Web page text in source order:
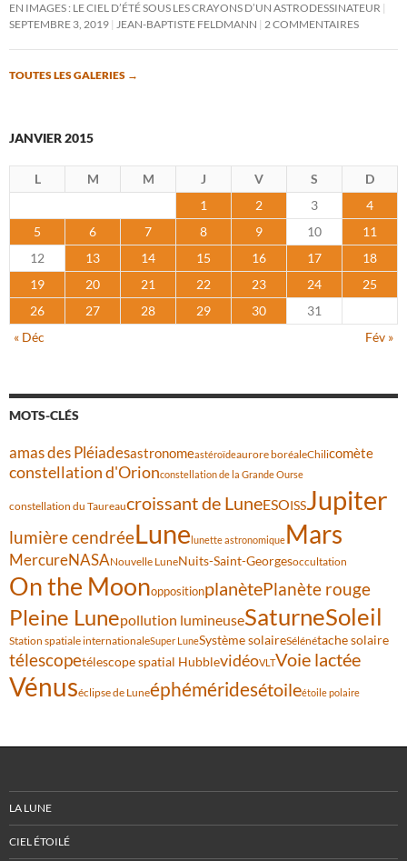
EN IMAGES : LE CIEL D’ÉTÉ SOUS LES CRAYONS D’UN ASTRODESSINATEUR
SEPTEMBRE 3, 2019 JEAN-BAPTISTE FELDMANN 2 COMMENTAIRES
TOUTES LES GALERIES →
JANVIER 2015
L M M J V S
D
1
2 3
4
5
6 7 8 9 10
11
12
13 14 15 16 17
18
19
20 21 22 23 24
25
26
27 28 29 30
31
« Déc
Fév »
MOTS-CLÉS
amas des Pléiadesastronomeastéroïdeaurore boréaleChilicomète
constellation d'Orionconstellation de la Grande Ourse
constellation du Taureaucroissant de LuneESOISSJupiter
lumière cendréeLune lunette astronomiqueMars
MercureNASANouvelle LuneNuits-Saint-Georgesoccultation
On the MoonoppositionplanètePlanète rouge
Pleine Lunepollution lumineuseSaturneSoleil
Station spatiale internationaleSuper LuneSystème solaireSélénétache solaire
télescopetélescope spatial HubblevidéoVLTVoie lactée
Vénuséclipse de Luneéphéméridesétoileétoile polaire
LA LUNE
CIEL ÉTOILÉ